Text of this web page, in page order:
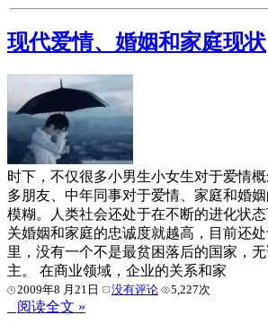
现代爱情、婚姻和家庭现状
时下，不仅很多小男生小女生对于爱情
多朋友、中年同事对于爱情、家庭和婚
模糊。人类社会还处于在不断的进化状
关婚姻和家庭的忠诚度就越高，目前还
里，没有一个不是最贫困落后的国家，
主。 在商业领域，企业的关系和家
2009年8 月21日 没有评论 5,227次
阅读全文 »